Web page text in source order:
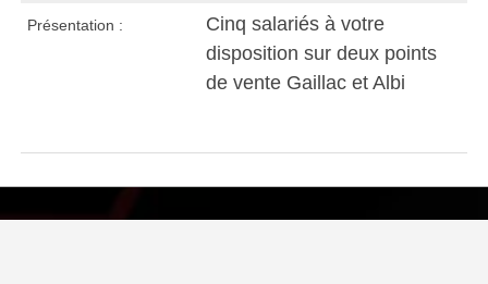
Présentation :
Cinq salariés à votre
disposition sur deux points
de vente Gaillac et Albi